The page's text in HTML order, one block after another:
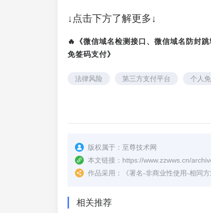
↓点击下方了解更多↓
🔥《微信域名检测接口、微信域名防封
免签码支付》
法律风险 第三方支付平台 个人
版权属于： 至尊技术网
本文链接： https://www.zzwws.cn/
作品采用：
《署名-非商业性使用-相同
相关推荐